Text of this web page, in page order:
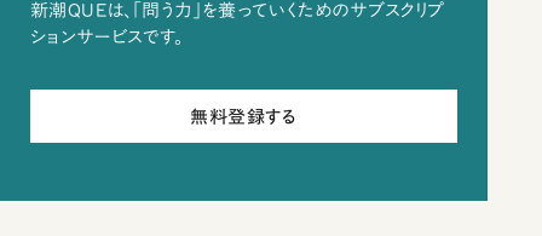
新潮QUEは、「問う力」を養っていくためのサブスクリプ
ションサービスです。
無料登録する